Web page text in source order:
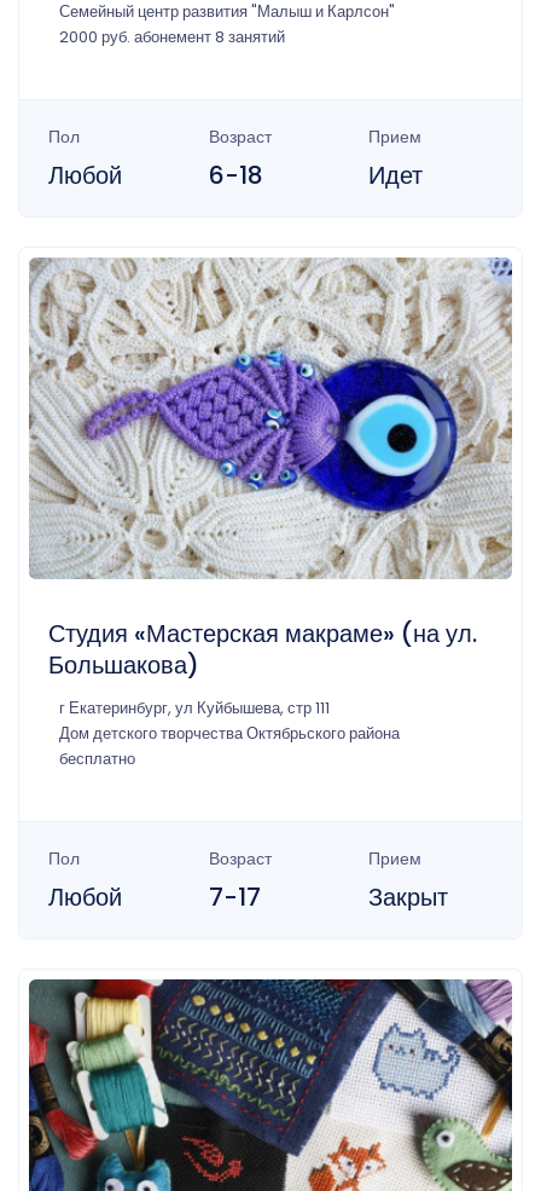
Семейный центр развития "Малыш и Карлсон"
2000 руб. абонемент 8 занятий
Пол
Любой
Возраст
6-18
Прием
Идет
Студия «Мастерская макраме» (на ул.
Большакова)
г Екатеринбург, ул Куйбышева, стр 111
Дом детского творчества Октябрьского района
бесплатно
Пол
Любой
Возраст
7-17
Прием
Закрыт